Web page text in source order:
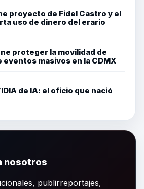
proyecto de Fidel Castro y el
uso de dinero del erario
proteger la movilidad de
masivos en la CDMX
de IA: el oficio que nació
nosotros
publirreportajes,